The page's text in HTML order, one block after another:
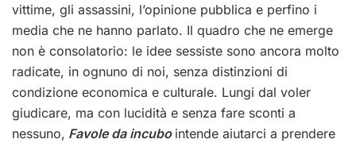
vittime, gli assassini, l’opinione pubblica e perfino i
media che ne hanno parlato. Il quadro che ne emerge
non è consolatorio: le idee sessiste sono ancora molto
radicate, in ognuno di noi, senza distinzioni di
condizione economica e culturale. Lungi dal voler
giudicare, ma con lucidità e senza fare sconti a
nessuno, Favole da incubo intende aiutarci a prendere